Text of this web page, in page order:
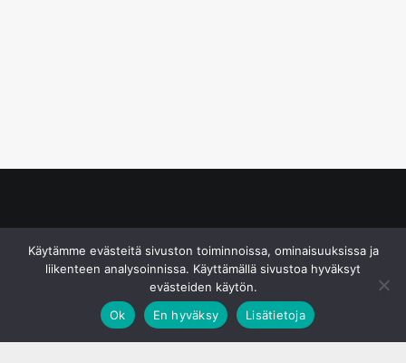
Käytämme evästeitä sivuston toiminnoissa, ominaisuuksissa ja
liikenteen analysoinnissa. Käyttämällä sivustoa hyväksyt
evästeiden käytön.
Ok
En hyväksy Lisätietoja